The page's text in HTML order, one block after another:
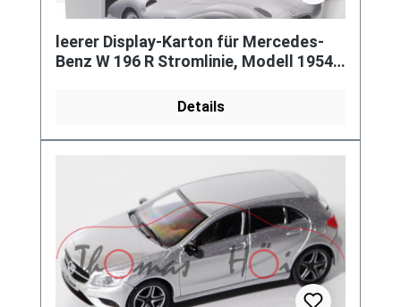
leerer Display-Karton für Mercedes-
Benz W 196 R Stromlinie, Modell 1954,
Details